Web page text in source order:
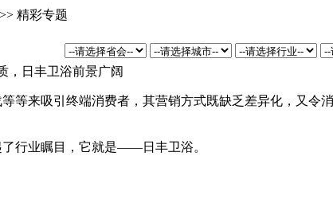
>> 精彩专题
，日丰卫浴前景广阔
来吸引终端消费者，其营销方式既缺乏差异化，又令
行业瞩目，它就是——日丰卫浴。